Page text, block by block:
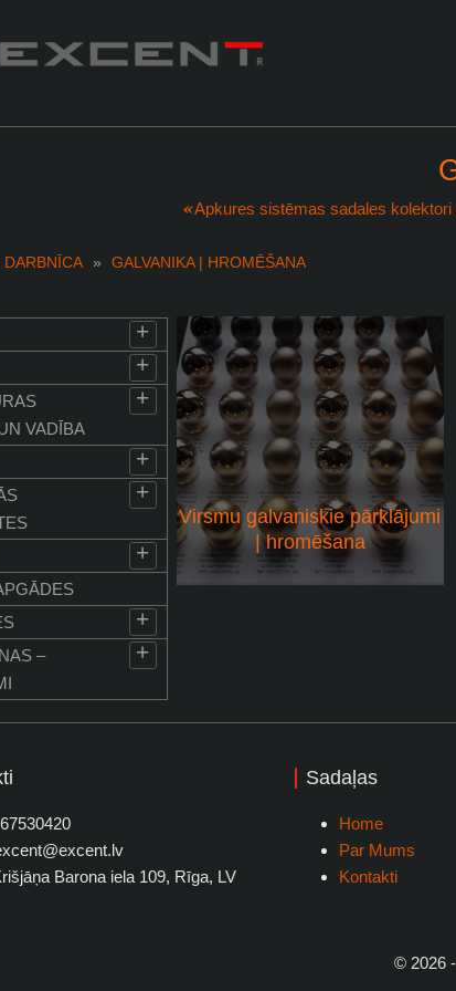
Apkures sistēmas sadales kolektori
DARBNĪCA » GALVANIKA | HROMĒŠANA
+
+
VADĪBA
+
+
+
+
+
–
+
Virsmu galvaniskie pārklājumi
| hromēšana
Barona iela 109, Rīga, LV
Sadaļas
Home
Par Mums
Kontakti
© 2026